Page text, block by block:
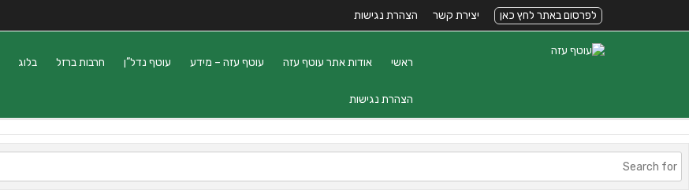
לפרסום באתר לחץ כאן יצירת קשר הצהרת נגישות
ראשי אודות אתר עוטף עזה עוטף עזה – מידע עוטף נדל”ן חרבות ברזל בלוג
הצהרת נגישות